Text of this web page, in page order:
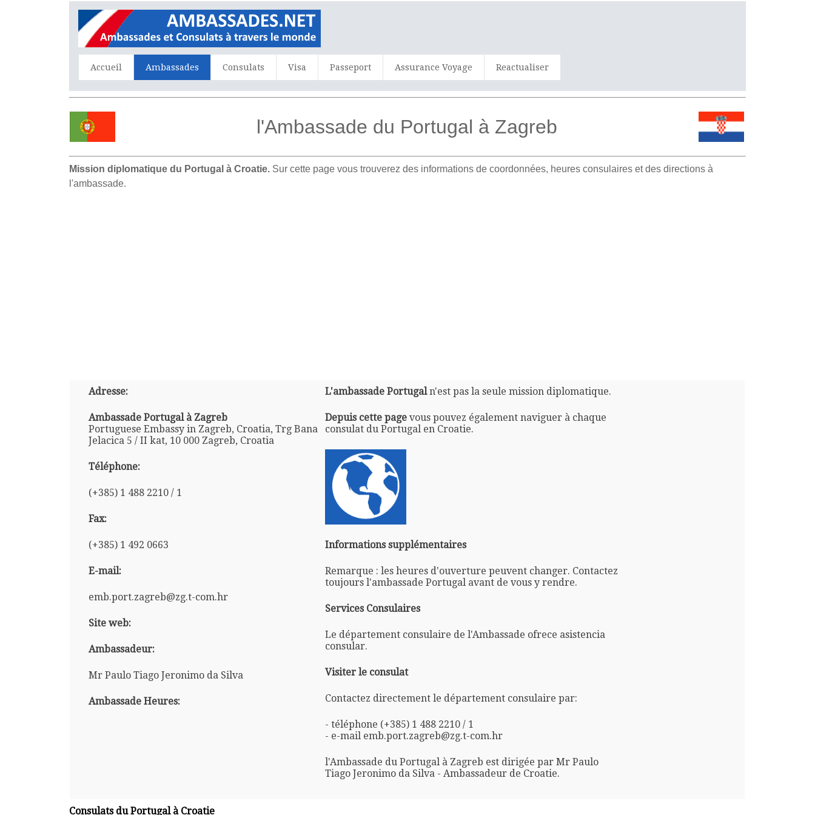
Accueil Ambassades Consulats Visa Passeport Assurance Voyage Reactualiser
l'Ambassade du Portugal à Zagreb
Mission diplomatique du Portugal à Croatie. Sur cette page vous trouverez des informations de coordonnées, heures consulaires et des directions à
l'ambassade.
Adresse:
Ambassade Portugal à Zagreb
Portuguese Embassy in Zagreb, Croatia, Trg Bana
Jelacica 5 / II kat, 10 000 Zagreb, Croatia
Téléphone:
(+385) 1 488 2210 / 1
Fax:
(+385) 1 492 0663
E-mail:
emb.port.zagreb@zg.t-com.hr
Site web:
Ambassadeur:
Mr Paulo Tiago Jeronimo da Silva
Ambassade Heures:
L'ambassade Portugaln'est pas la seule mission diplomatique.
Depuis cette pagevous pouvez également naviguer à chaque
consulat du Portugal en Croatie.
Informations supplémentaires
Remarque : les heures d'ouverture peuvent changer. Contactez
toujours l'ambassade Portugal avant de vous y rendre.
Services Consulaires
Le département consulaire de l'Ambassade ofrece asistencia
consular.
Visiter le consulat
Contactez directement le département consulaire par:
- téléphone (+385) 1 488 2210 / 1
- e-mail emb.port.zagreb@zg.t-com.hr
l'Ambassade du Portugal à Zagreb est dirigée par Mr Paulo
Tiago Jeronimo da Silva - Ambassadeur de Croatie.
Consulats du Portugal à Croatie